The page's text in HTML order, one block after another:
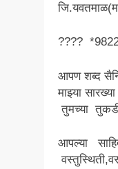
????
आपण शब्द
माझ्या
तुमच्या
आपल्या